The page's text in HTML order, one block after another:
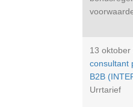
13 oktober
consultant
B2B
Urrtarief